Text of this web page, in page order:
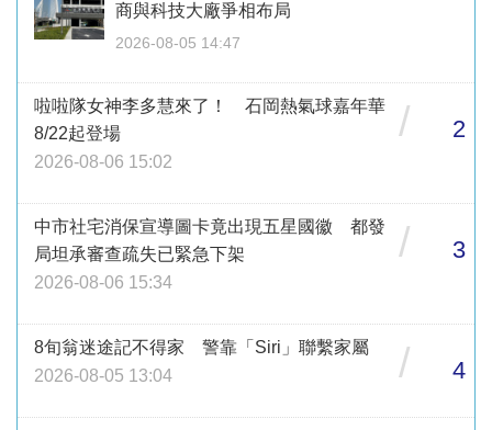
商與科技大廠爭相布局
2026-08-05 14:47
啦啦隊女神李多慧來了！ 石岡熱氣球嘉年華
8/22起登場
2026-08-06 15:02
/ 2
中市社宅消保宣導圖卡竟出現五星國徽 都發
局坦承審查疏失已緊急下架
2026-08-06 15:34
/ 3
8旬翁迷途記不得家 警靠「Siri」聯繫家屬
2026-08-05 13:04
/ 4